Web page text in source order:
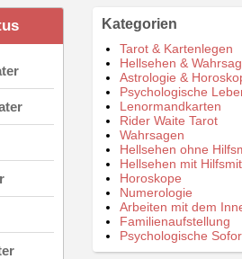
Kategorien
Tarot & Kartenlegen
Hellsehen &
Astrologie &
Psychologische
Lenormandkarten
Rider Waite Tarot
Wahrsagen
Hellsehen ohne
Hellsehen mit
Horoskope
Numerologie
Arbeiten mit dem
Familienaufstellung
Psychologische